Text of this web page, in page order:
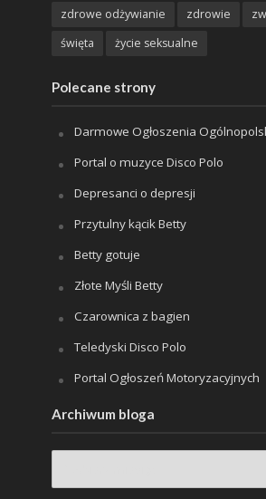
zdrowe odżywianie
zdrowie
święta
życie seksualne
Polecane strony
Darmowe Ogłoszenia
Portal o muzyce Disco Polo
Depresanci o depresji
Przytulny kącik Betty
Betty gotuje
Złote Myśli Betty
Czarownica z bagien
Teledyski Disco Polo
Portal Ogłoszeń Motoryzacyjnych
Archiwum bloga
Archiwum